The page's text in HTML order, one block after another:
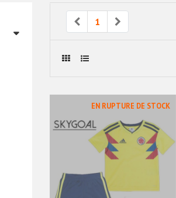
Previous
1 Next
EN RUPTURE DE STOCK